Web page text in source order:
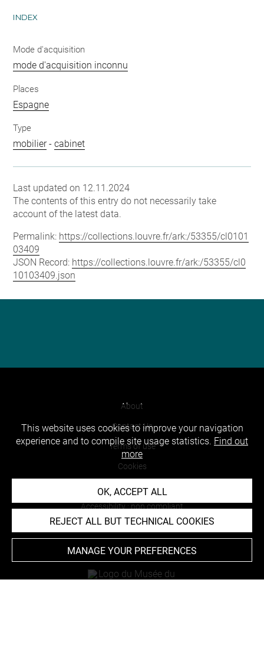
INDEX
Mode d'acquisition
mode d'acquisition inconnu
Places
Espagne
Type
mobilier-cabinet
Last updated on 12.11.2024
The contents of this entry do not necessarily take
account of the latest data.
Permalink: https://collections.louvre.fr/ark:/53355/cl0101
03409
JSON Record: https://collections.louvre.fr/ark:/53355/cl0
10103409.json
About
Contact Us
Terms of use
Cookies
Credits
Accessibility : non compliant
This website uses cookies to improve your navigation
experience and to compile site usage statistics. Find out
more
OK, ACCEPT ALL
REJECT ALL BUT TECHNICAL COOKIES
MANAGE YOUR PREFERENCES